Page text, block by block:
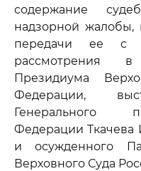
содержание
надзорной жалобы,
передачи ее с
рассмотрения
Президиума
Федерации,
Генерального
Федерации Ткачева
и осужденного
Верховного Суда